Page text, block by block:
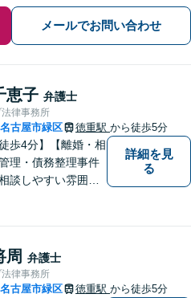
メールでお問い合わせ
恵子 弁護士
律事務所
名古屋市緑区 徳重駅 から徒歩5分
歩4分】【離婚・相
理・債務整理事件
談しやすい雰囲気
詳細を見
る
周 弁護士
律事務所
名古屋市緑区 徳重駅 から徒歩5分